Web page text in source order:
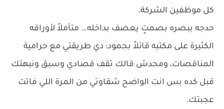
كل موظفين الشركة.
حدجه ببصره بصمتٍ يعصف بداخله… متأملاً لأوراقه
الكثيرة على مكتبه قائلاً بجمود: دي طريقتي مع حرامية
المناقصات، ومحدش قالك تقف قصادي وسبق ونبهتك
قبل كده بس انت الواضح شقاوتي من المرة اللي فاتت
عجبتك.